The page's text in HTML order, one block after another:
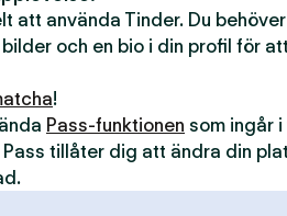
att använda Tinder. Du
och en bio i din profil för
!
Pass-funktionen som ingår i
Pass tillåter dig att ändra din